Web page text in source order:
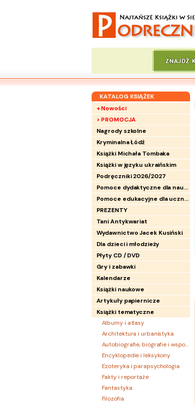
KATALOG KSIĄŻEK
+ Nowości
> PROMOCJA
Nagrody szkolne
Kryminalna Łódź
Książki Michała Tombaka
Książki w języku ukraińskim
Podręczniki 2026/2027
Pomoce dydaktyczne dla nauczycieli
Pomoce edukacyjne dla uczniów
PREZENTY
Tani Antykwariat
Wydawnictwo Jacek Kusiński
Dla dzieci i młodzieży
Płyty CD / DVD
Gry i zabawki
Kalendarze
Książki naukowe
Artykuły papiernicze
Książki tematyczne
Albumy i atlasy
Architektura i urbanistyka
Autobiografie, biografie i wspomnienia
Encyklopedie i leksykony
Ezoteryka i parapsychologia
Fakty i reportaże
Fantastyka
Filozofia